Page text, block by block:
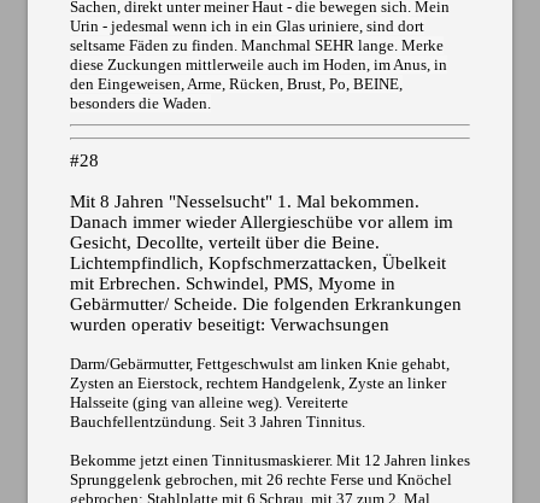
Sachen, direkt unter meiner Haut - die bewegen sich. Mein
Urin - jedesmal wenn ich in ein Glas uriniere, sind dort
seltsame Fäden zu finden. Manchmal SEHR lange. Merke
diese Zuckungen mittlerweile auch im Hoden, im Anus, in
den Eingeweisen, Arme, Rücken, Brust, Po, BEINE,
besonders die Waden.
#28
Mit 8 Jahren "Nesselsucht" 1. Mal bekommen.
Danach immer wieder Allergieschübe vor allem im
Gesicht, Decollte, verteilt über die Beine.
Lichtempfindlich, Kopfschmerzattacken, Übelkeit
mit Erbrechen. Schwindel, PMS, Myome in
Gebärmutter/ Scheide. Die folgenden Erkrankungen
wurden operativ beseitigt: Verwachsungen
Darm/Gebärmutter, Fettgeschwulst am linken Knie gehabt,
Zysten an Eierstock, rechtem Handgelenk, Zyste an linker
Halsseite (ging van alleine weg). Vereiterte
Bauchfellentzündung. Seit 3 Jahren Tinnitus.
Bekomme jetzt einen Tinnitusmaskierer. Mit 12 Jahren linkes
Sprunggelenk gebrochen, mit 26 rechte Ferse und Knöchel
gebrochen: Stahlplatte mit 6 Schrau, mit 37 zum 2. Mal